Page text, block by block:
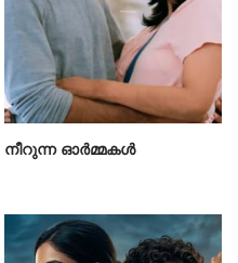
നീറുന്ന ഓർമ്മകൾ